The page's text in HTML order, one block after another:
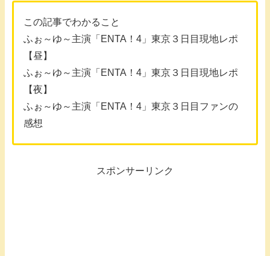
この記事でわかること
ふぉ～ゆ～主演「ENTA！4」東京３日目現地レポ
【昼】
ふぉ～ゆ～主演「ENTA！4」東京３日目現地レポ
【夜】
ふぉ～ゆ～主演「ENTA！4」東京３日目ファンの
感想
スポンサーリンク